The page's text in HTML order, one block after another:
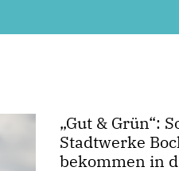
Gut & Grün“:
Stadtwerke
bekommen in